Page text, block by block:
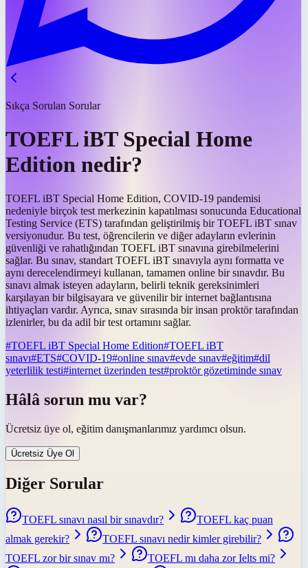
Sıkça Sorulan Sorular
TOEFL iBT Special Home
Edition nedir?
TOEFL iBT Special Home Edition, COVID-19 pandemisi
nedeniyle birçok test merkezinin kapatılması sonucunda Educational
Testing Service (ETS) tarafından geliştirilmiş bir TOEFL iBT sınav
versiyonudur. Bu test, öğrencilerin ve diğer adayların evlerinin
güvenliği ve rahatlığından TOEFL iBT sınavına girebilmelerini
sağlar. Bu sınav, standart TOEFL iBT sınavıyla aynı formatta ve
aynı derecelendirmeyi kullanan, tamamen online bir sınavdır. Bu
sınavı almak isteyen adayların, belirli teknik gereksinimleri
karşılayan bir bilgisayara ve güvenilir bir internet bağlantısına
ihtiyaçları vardır. Ayrıca, sınav sırasında bir insan proktör tarafından
izlenirler, bu da adil bir test ortamını sağlar.
#TOEFL iBT Special Home Edition#TOEFL iBT
sınavı#ETS#COVID-19#online sınav#evde sınav#eğitim#dil
yeterlilik testi#internet üzerinden test#proktör gözetiminde sınav
Hâlâ sorun mu var?
Ücretsiz üye ol, eğitim danışmanlarımız yardımcı olsun.
Ücretsiz Üye Ol
Diğer Sorular
TOEFL sınavı nasıl bir sınavdır?
TOEFL kaç puan
almak gerekir?
TOEFL sınavı nedir kimler girebilir?
TOEFL zor bir sınav mı?
TOEFL mı daha zor Ielts mi?